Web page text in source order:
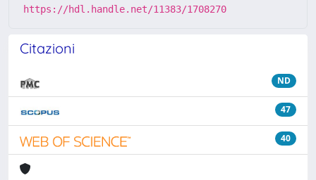
https://hdl.handle.net/11383/1708270
Citazioni
ND
47
40